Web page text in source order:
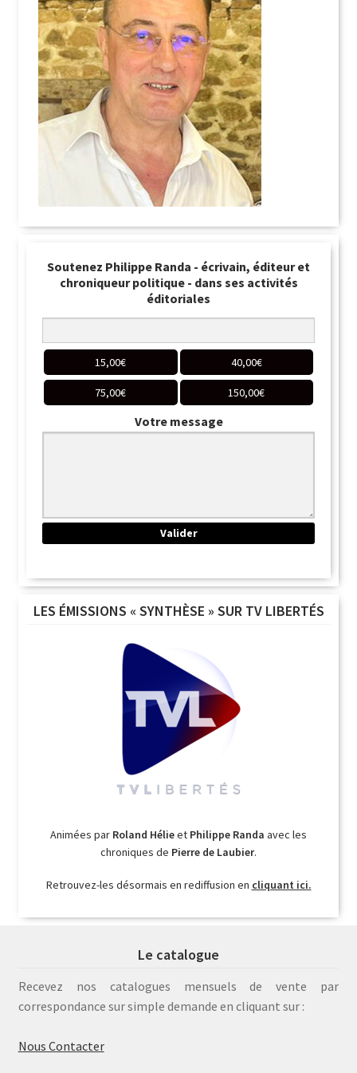
Soutenez Philippe Randa - écrivain, éditeur et
chroniqueur politique - dans ses activités
éditoriales
15,00€ 40,00€
75,00€ 150,00€
Votre message
LES ÉMISSIONS « SYNTHÈSE » SUR TV LIBERTÉS
Animées par Roland Hélieet Philippe Randa avec les
chroniques de Pierre de Laubier.
Retrouvez-les désormais en rediffusion en cliquant ici.
Le catalogue
Recevez nos catalogues mensuels de vente par
correspondance sur simple demande en cliquant sur :
Nous Contacter